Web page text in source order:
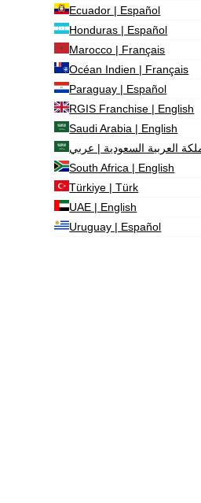
Ecuador | Español
Honduras | Español
Marocco | Français
Océan Indien | Français
Paraguay | Español
RGIS Franchise | English
Saudi Arabia | English
العربية السعودية | عربي
South Africa | English
Türkiye | Türk
UAE | English
Uruguay | Español